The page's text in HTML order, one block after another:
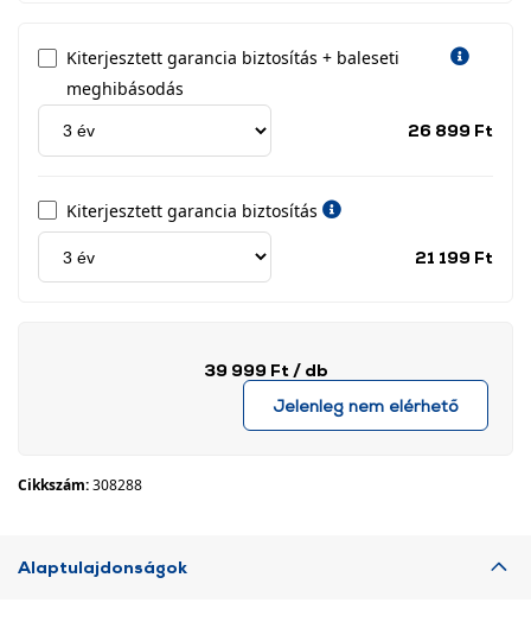
Kiterjesztett garancia biztosítás + baleseti
meghibásodás
26 899 Ft
Kiterjesztett garancia biztosítás
21 199 Ft
39 999 Ft / db
Jelenleg nem elérhető
Cikkszám:308288
Alaptulajdonságok